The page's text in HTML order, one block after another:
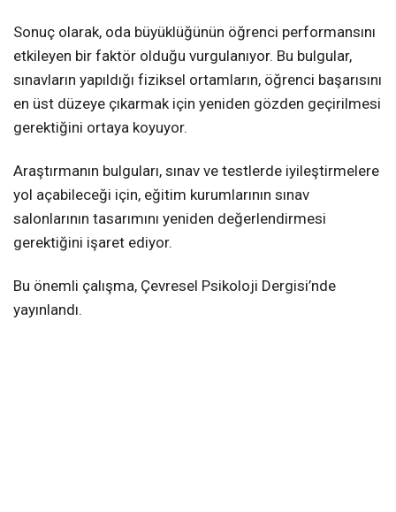
Sonuç olarak, oda büyüklüğünün öğrenci performansını
etkileyen bir faktör olduğu vurgulanıyor. Bu bulgular,
sınavların yapıldığı fiziksel ortamların, öğrenci başarısını
en üst düzeye çıkarmak için yeniden gözden geçirilmesi
gerektiğini ortaya koyuyor.
Araştırmanın bulguları, sınav ve testlerde iyileştirmelere
yol açabileceği için, eğitim kurumlarının sınav
salonlarının tasarımını yeniden değerlendirmesi
gerektiğini işaret ediyor.
Bu önemli çalışma, Çevresel Psikoloji Dergisi’nde
yayınlandı.